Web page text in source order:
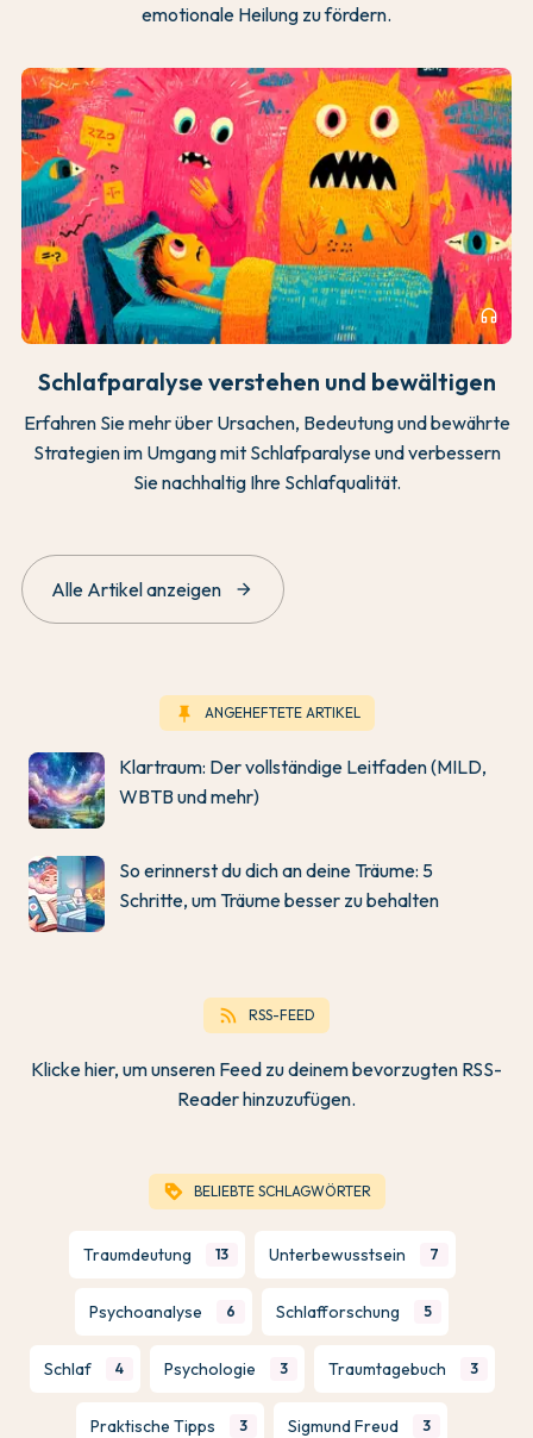
emotionale Heilung zu fördern.
headphones
Schlafparalyse verstehen und bewältigen
Erfahren Sie mehr über Ursachen, Bedeutung und bewährte
Strategien im Umgang mit Schlafparalyse und verbessern
Sie nachhaltig Ihre Schlafqualität.
Alle Artikel anzeigen arrow_forward
keep ANGEHEFTETE ARTIKEL
Klartraum: Der vollständige Leitfaden (MILD,
WBTB und mehr)
So erinnerst du dich an deine Träume: 5
Schritte, um Träume besser zu behalten
rss_feed RSS-FEED
Klicke hier, um unseren Feed zu deinem bevorzugten RSS-
Reader hinzuzufügen.
loyalty BELIEBTE SCHLAGWÖRTER
Traumdeutung 13 Unterbewusstsein 7
Psychoanalyse 6 Schlafforschung 5
Schlaf 4 Psychologie 3 Traumtagebuch 3
Praktische Tipps 3 Sigmund Freud 3